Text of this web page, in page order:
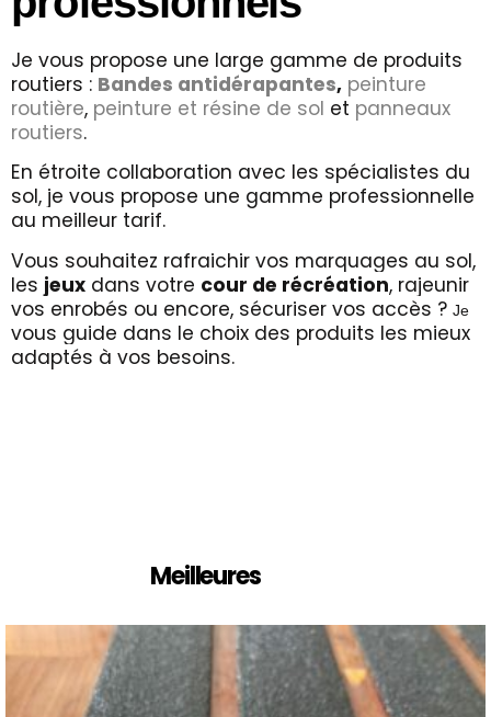
Je vous propose une large gamme de produits
routiers : Bandes antidérapantes, peinture
routière, peinture et résine de sol et panneaux
routiers.
En étroite collaboration avec les spécialistes du
sol, je vous propose une gamme professionnelle
au meilleur tarif.
Vous souhaitez rafraichir vos marquages au sol,
les jeux dans votre cour de récréation, rajeunir
vos enrobés ou encore, sécuriser vos accès ? Je
vous guide dans le choix des produits les mieux
adaptés à vos besoins.
Meilleures